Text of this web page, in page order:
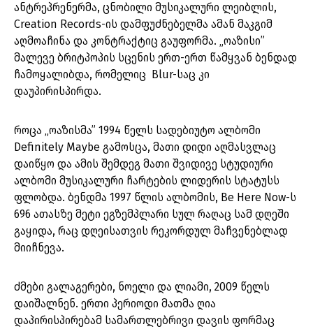
ანტრეპრენერმა, ცნობილი მუსიკალური ლეიბლის,
Creation Records-ის დამფუძნებელმა ამან მაკგიმ
აღმოაჩინა და კონტრაქტიც გაუფორმა. „ოაზისი”
მალევე ბრიტპოპის სცენის ერთ-ერთ წამყვან ბენდად
ჩამოყალიბდა, რომელიც Blur-საც კი
დაუპირისპირდა.
როცა „ოაზისმა” 1994 წელს სადებიუტო ალბომი
Definitely Maybe გამოსცა, მათი დიდი აღმასვლაც
დაიწყო და ამის შემდეგ მათი შვიდივე სტუდიური
ალბომი მუსიკალური ჩარტების ლიდერის სტატუსს
ფლობდა. ბენდმა 1997 წლის ალბომის, Be Here Now-ს
696 ათასზე მეტი ეგზემპლარი სულ რაღაც სამ დღეში
გაყიდა, რაც დღეისათვის რეკორდულ მაჩვენებლად
მიიჩნევა.
ძმები გალაგერები, ნოელი და ლიამი, 2009 წელს
დაიშალნენ. ერთი პერიოდი მათმა ღია
დაპირისპირებამ სამართლებრივი დავის ფორმაც